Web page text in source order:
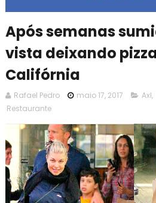
Após semanas
vista deixando
Califórnia
Rafael Pedro maio 17, 2017 Axl,
Restaurante